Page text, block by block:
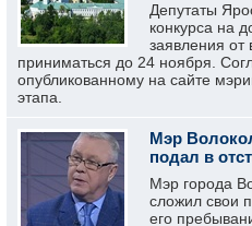
Депутаты
конкурса на
заявления
приниматься до 24 ноября.
опубликованному на сайте
этапа.
Мэр
подал в
Мэр города
сложил свои
его